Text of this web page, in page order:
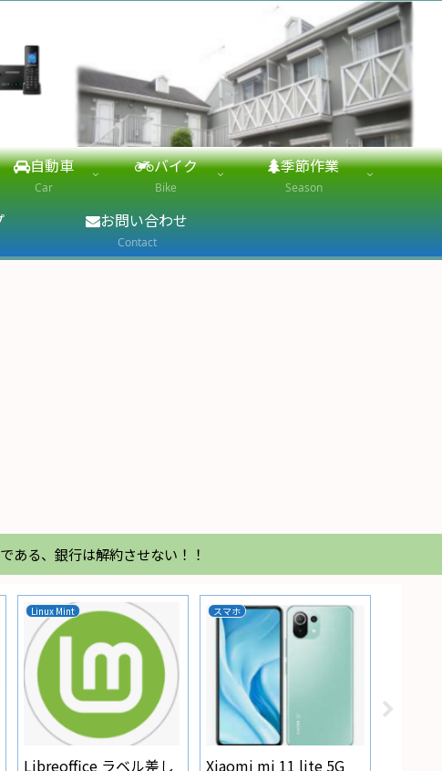
自動車
Car
バイク
Bike
季節作業
Season
お問い合わせ
Contact
ある、銀行は解約させない！！
Linux Mint
Libreoffice ラベル差し
スマホ
Xiaomi mi 11 lite 5G